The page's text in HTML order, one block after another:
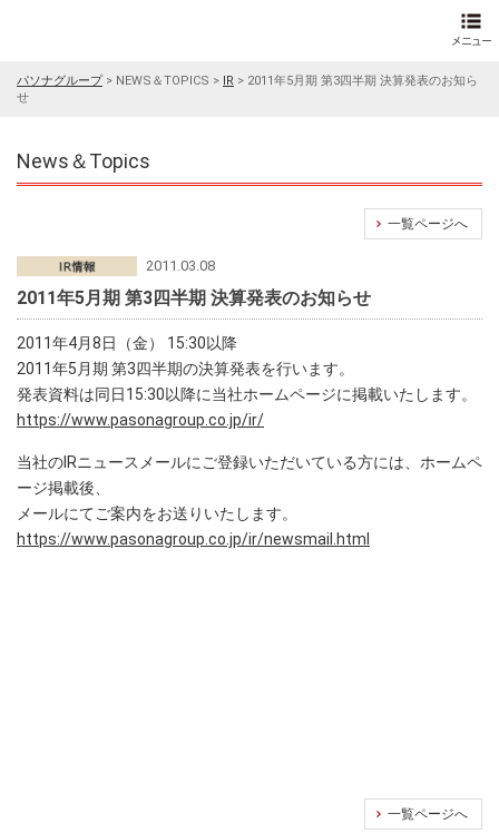
パソナグループ> NEWS＆TOPICS > IR > 2011年5月期 第3四半期 決算発表のお知ら
せ
News＆Topics
一覧ページへ
2011.03.08
2011年5月期 第3四半期 決算発表のお知らせ
2011年4月8日（金） 15:30以降
2011年5月期 第3四半期の決算発表を行います。
発表資料は同日15:30以降に当社ホームページに掲載いたします。
https://www.pasonagroup.co.jp/ir/
当社のIRニュースメールにご登録いただいている方には、ホームペ
ージ掲載後、
メールにてご案内をお送りいたします。
https://www.pasonagroup.co.jp/ir/newsmail.html
一覧ページへ